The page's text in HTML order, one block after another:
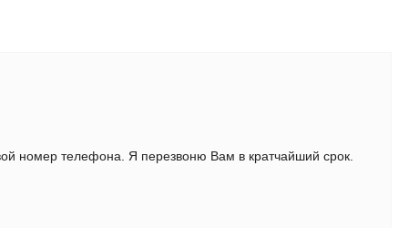
номер телефона. Я перезвоню Вам в кратчайший срок.